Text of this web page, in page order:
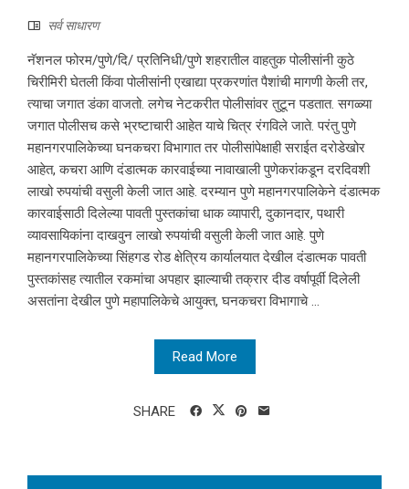
सर्व साधारण
नॅशनल फोरम/पुणे/दि/ प्रतिनिधी/पुणे शहरातील वाहतुक पोलीसांनी कुठे
चिरीमिरी घेतली किंवा पोलीसांनी एखाद्या प्रकरणांत पैशांची मागणी केली तर,
त्याचा जगात डंका वाजतो. लगेच नेटकरीत पोलीसांवर तुटून पडतात. सगळ्या
जगात पोलीसच कसे भ्रष्टाचारी आहेत याचे चित्र रंगविले जाते. परंतु पुणे
महानगरपालिकेच्या घनकचरा विभागात तर पोलीसांपेक्षाही सराईत दरोडेखोर
आहेत, कचरा आणि दंडात्मक कारवाईच्या नावाखाली पुणेकरांकडून दरदिवशी
लाखो रुपयांची वसुली केली जात आहे. दरम्यान पुणे महानगरपालिकेने दंडात्मक
कारवाईसाठी दिलेल्या पावती पुस्तकांचा धाक व्यापारी, दुकानदार, पथारी
व्यावसायिकांना दाखवुन लाखो रुपयांची वसुली केली जात आहे. पुणे
महानगरपालिकेच्या सिंहगड रोड क्षेत्रिय कार्यालयात देखील दंडात्मक पावती
पुस्तकांसह त्यातील रकमांचा अपहार झाल्याची तक्रार दीड वर्षापूर्वी दिलेली
असतांना देखील पुणे महापालिकेचे आयुक्त, घनकचरा विभागाचे ...
Read More
SHARE